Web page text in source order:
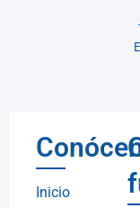
Inicio